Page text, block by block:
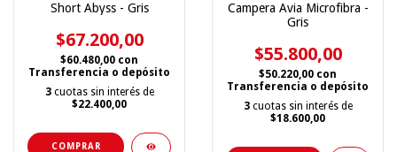
Short Abyss - Gris
$67.200,00
$60.480,00 con
Transferencia o depósito
3 cuotas sin interés de
$22.400,00
COMPRAR
Campera Avia Microfibra -
Gris
$55.800,00
$50.220,00 con
Transferencia o depósito
3 cuotas sin interés de
$18.600,00